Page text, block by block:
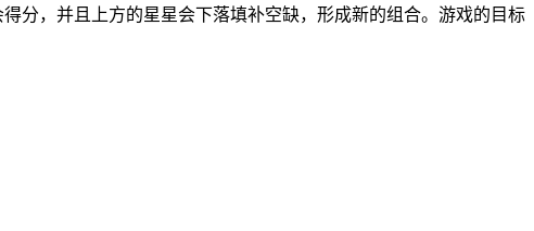
分，并且上方的星星会下落填补空缺，形成新的组合。游戏的目标